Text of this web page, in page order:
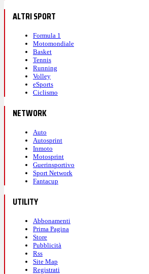
ALTRI SPORT
Formula 1
Motomondiale
Basket
Tennis
Running
Volley
eSports
Ciclismo
NETWORK
Auto
Autosprint
Inmoto
Motosprint
Guerinsportivo
Sport Network
Fantacup
UTILITY
Abbonamenti
Prima Pagina
Store
Pubblicità
Rss
Site Map
Registrati